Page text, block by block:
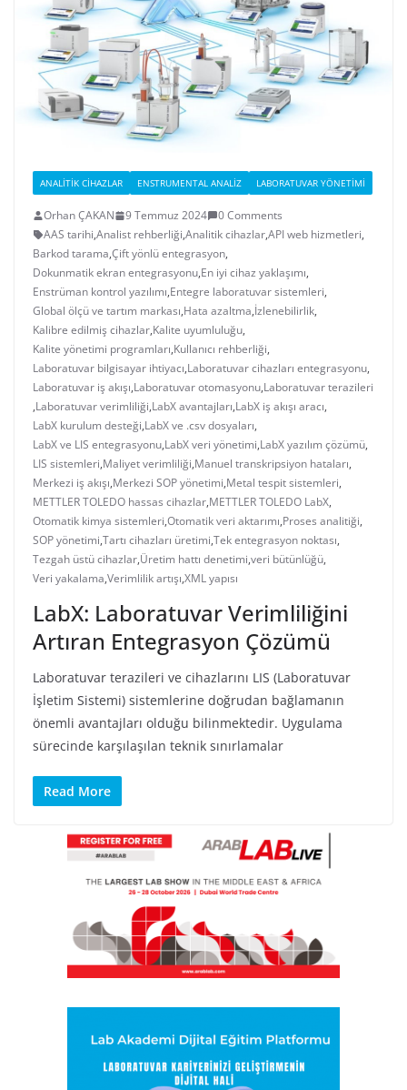
ANALITIK CIHAZLAR ENSTRUMENTAL ANALIZ LABORATUVAR YÖNETIMI
Orhan ÇAKAN 9 Temmuz 2024
0 Comments
AAS tarihi,Analist rehberliği,Analitik cihazlar,API web hizmetleri,
Barkod tarama,Çift yönlü entegrasyon,
Dokunmatik ekran entegrasyonu,En iyi cihaz yaklaşımı,
Enstrüman kontrol yazılımı,Entegre laboratuvar sistemleri,
Global ölçü ve tartım markası,Hata azaltma,İzlenebilirlik,
Kalibre edilmiş cihazlar,Kalite uyumluluğu,
Kalite yönetimi programları,Kullanıcı rehberliği,
Laboratuvar bilgisayar ihtiyacı,Laboratuvar cihazları entegrasyonu,
Laboratuvar iş akışı,Laboratuvar otomasyonu,Laboratuvar terazileri
,Laboratuvar verimliliği,LabX avantajları,LabX iş akışı aracı,
LabX kurulum desteği,LabX ve .csv dosyaları,
LabX ve LIS entegrasyonu,LabX veri yönetimi,LabX yazılım çözümü,
LIS sistemleri,Maliyet verimliliği,Manuel transkripsiyon hataları,
Merkezi iş akışı,Merkezi SOP yönetimi,Metal tespit sistemleri,
METTLER TOLEDO hassas cihazlar,METTLER TOLEDO LabX,
Otomatik kimya sistemleri,Otomatik veri aktarımı,Proses analitiği,
SOP yönetimi,Tartı cihazları üretimi,Tek entegrasyon noktası,
Tezgah üstü cihazlar,Üretim hattı denetimi,veri bütünlüğü,
Veri yakalama,Verimlilik artışı,XML yapısı
LabX: Laboratuvar Verimliliğini
Artıran Entegrasyon Çözümü
Laboratuvar terazileri ve cihazlarını LIS (Laboratuvar
İşletim Sistemi) sistemlerine doğrudan bağlamanın
önemli avantajları olduğu bilinmektedir. Uygulama
sürecinde karşılaşılan teknik sınırlamalar
Read More